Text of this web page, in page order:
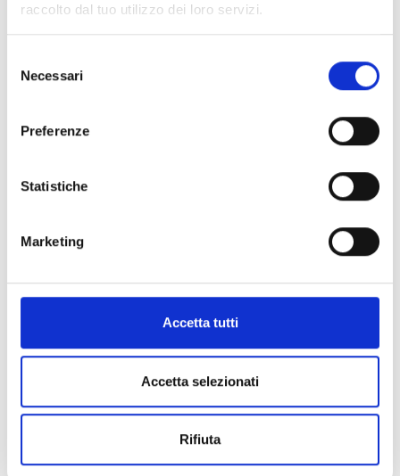
raccolto dal tuo utilizzo dei loro servizi.
delNecessari
Preferenze
Statistiche
Marketing
Accetta tutti
Accetta selezionati
Rifiuta
08 VENUSTA – MAGAZINE DELLA VAL VENOSTA